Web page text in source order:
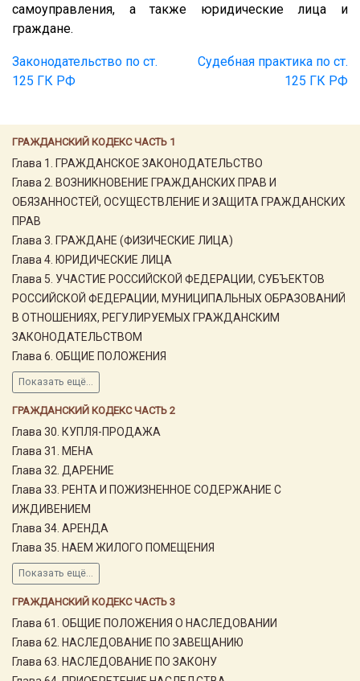
ГРАЖДАНСКИЙ КОДЕКС ЧАСТЬ 1
Глава 1. ГРАЖДАНСКОЕ ЗАКОНОДАТЕЛЬСТВО
Глава 2. ВОЗНИКНОВЕНИЕ ГРАЖДАНСКИХ ПРАВ И
ОБЯЗАННОСТЕЙ, ОСУЩЕСТВЛЕНИЕ И ЗАЩИТА ГРАЖДАНСКИХ
ПРАВ
Глава 3. ГРАЖДАНЕ (ФИЗИЧЕСКИЕ ЛИЦА)
Глава 4. ЮРИДИЧЕСКИЕ ЛИЦА
Глава 5. УЧАСТИЕ РОССИЙСКОЙ ФЕДЕРАЦИИ, СУБЪЕКТОВ
РОССИЙСКОЙ ФЕДЕРАЦИИ, МУНИЦИПАЛЬНЫХ ОБРАЗОВАНИЙ
В ОТНОШЕНИЯХ, РЕГУЛИРУЕМЫХ ГРАЖДАНСКИМ
ЗАКОНОДАТЕЛЬСТВОМ
Глава 6. ОБЩИЕ ПОЛОЖЕНИЯ
Показать ещё...
ГРАЖДАНСКИЙ КОДЕКС ЧАСТЬ 2
Глава 30. КУПЛЯ-ПРОДАЖА
Глава 31. МЕНА
Глава 32. ДАРЕНИЕ
Глава 33. РЕНТА И ПОЖИЗНЕННОЕ СОДЕРЖАНИЕ С
ИЖДИВЕНИЕМ
Глава 34. АРЕНДА
Глава 35. НАЕМ ЖИЛОГО ПОМЕЩЕНИЯ
Показать ещё...
ГРАЖДАНСКИЙ КОДЕКС ЧАСТЬ 3
Глава 61. ОБЩИЕ ПОЛОЖЕНИЯ О НАСЛЕДОВАНИИ
Глава 62. НАСЛЕДОВАНИЕ ПО ЗАВЕЩАНИЮ
Глава 63. НАСЛЕДОВАНИЕ ПО ЗАКОНУ
самоуправления, а также юридические лица и
граждане.
Законодательство по ст.
125 ГК РФ
Судебная практика по ст.
125 ГК РФ